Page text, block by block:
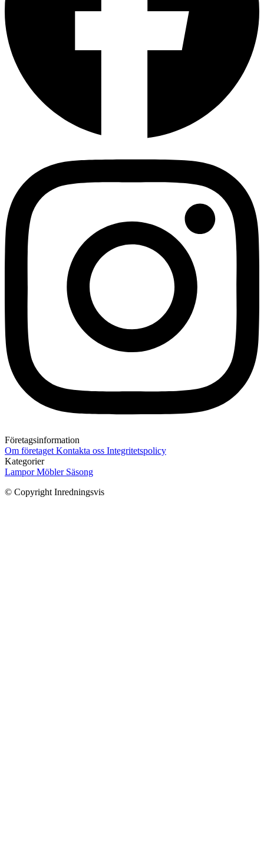
Företagsinformation
Om företaget Kontakta oss Integritetspolicy
Kategorier
LamporMöbler Säsong
© Copyright Inredningsvis